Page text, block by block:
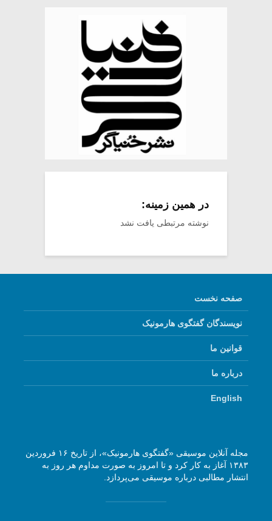
در همین زمینه:
نوشته مرتبطی یافت نشد
صفحه نخست
نویسندگان گفتگوی هارمونیک
قوانین ما
درباره ما
English
مجله آنلاین موسیقی «گفتگوی هارمونیک»، از تاریخ ۱۶ فروردین
۱۳۸۳ آغاز به کار کرد و تا امروز به صورت مداوم هر روز به
انتشار مطالبی درباره موسیقی می‌پردازد.